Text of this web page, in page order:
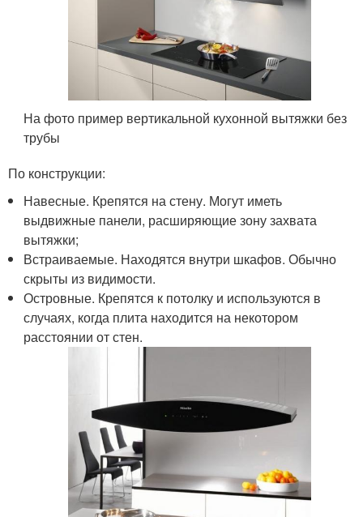
На фото пример вертикальной кухонной вытяжки без
трубы
По конструкции:
Навесные. Крепятся на стену. Могут иметь
выдвижные панели, расширяющие зону захвата
вытяжки;
Встраиваемые. Находятся внутри шкафов. Обычно
скрыты из видимости.
Островные. Крепятся к потолку и используются в
случаях, когда плита находится на некотором
расстоянии от стен.